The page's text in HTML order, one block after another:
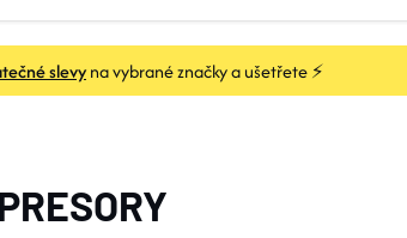
slevyna vybrané značky a ušetřete ⚡